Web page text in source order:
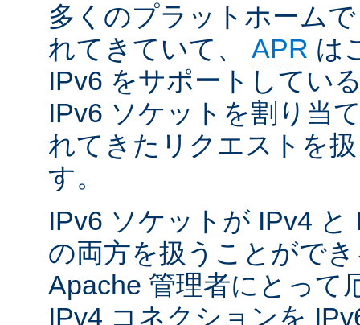
多くのプラットホーム
れてきていて、 APR は
IPv6 をサポートしてい
IPv6 ソケットを割り当
れてきたリクエストを
す。
IPv6 ソケットが IPv4
の両方を扱うことがで
Apache 管理者にとって
IPv4 コネクションを